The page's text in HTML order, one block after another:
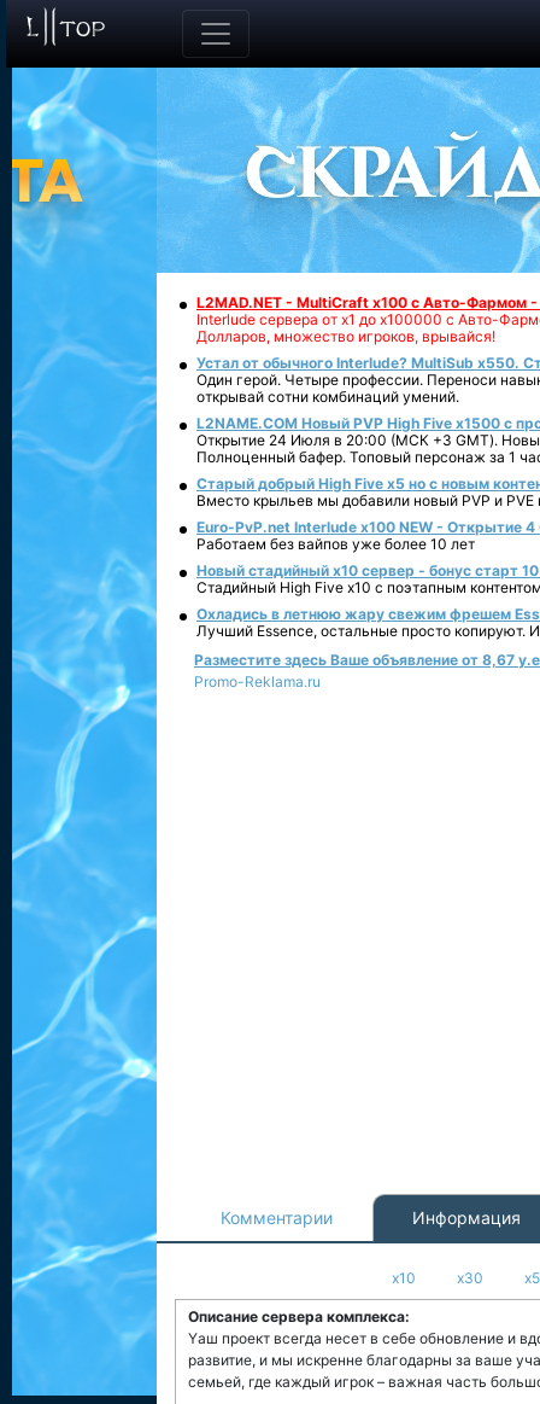
L2MAD.NET - MultiCraft x100 с Авто-Фармом
Interlude сервера от х1 до х100000 с Авто-
Долларов, множество игроков, врывайся!
Устал от обычного Interlude? MultiSub x550.
Один герой. Четыре профессии. Переноси
открывай сотни комбинаций умений.
L2NAME.COM Новый PVP High Five x1500 с
Открытие 24 Июля в 20:00 (МСК +3 GMT).
Полноценный бафер. Топовый персонаж за 1
Старый добрый High Five x5 но с новым
Вместо крыльев мы добавили новый PVP и PVE
Euro-PvP.net Interlude х100 NEW - Открытие 4
Работаем без вайпов уже более 10 лет
Новый стадийный х10 сервер - бонус старт
Стадийный High Five x10 с поэтапным
Охладись в летнюю жару свежим фрешем
Лучший Essence, остальные просто копируют.
Разместите здесь Ваше объявление от 8,67
Promo-Reklama.ru
Комментарии Информация
x10 x30
Описание сервера комплекса:
Yаш проект всегда несет в себе обновление и
развитие, и мы искренне благодарны за ваше
семьей, где каждый игрок – важная часть